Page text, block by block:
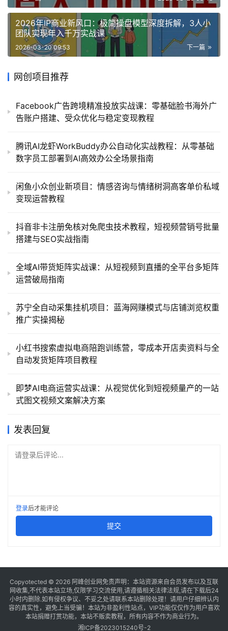
2026年IP商业新风口：极简操盘模型深度拆解，3人小
团队实现年入千万实战课
下一篇
2026-03-20 09:53
网创项目推荐
Facebook广告跨境精准投放实战课：零基础脸书海外广
告账户搭建、受众优化与稳定变现教程
腾讯AI龙虾WorkBuddy办公自动化实战教程：从零基础
数字员工部署到AI高效办公全场景指南
闲鱼小众创业新项目：情感咨询与情绪树洞高客单价私域
变现运营教程
抖音非卡注册免核对免爬虫技术教程，短视频营销号批量
搭建与SEO实战指南
全域AI带货矩阵实战课：从短视频到直播的全平台多矩阵
运营破局指南
苏宁全自动采集挂机项目：蓝海网赚模式与店铺浏览权重
推广实操揭秘
小红书搜索虚拟电商陪跑训练营，零成本开店卖资料与全
自动发货矩阵项目教程
即梦AI电商运营实战课：从视觉优化到短视频量产的一站
式图文视频文案解决方案
发表回复
请登录后评论...
登录后才能评论
提交
Copyotected © 2026 阿峰创业网 免责声明：本站资源来自会员发布以及互联
网收集,不代表本站立场,仅限学习交流使用,请遵循相关法律法规,请在下载后24
小时内删除.如有侵权争议、不妥之处请联系本站删除处理！请用户仔细辨认内
容的真实性，避免上当受骗！本站为非盈利性站点，VIP功能仅仅作为用户喜欢
本站捐赠打赏功能，本站不贩卖教程，所有内容不作为商业行为。
湘ICP备2023015240号-2